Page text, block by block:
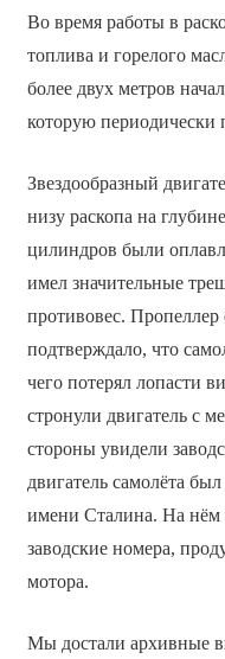
Во время работы в
топлива и горелого
более двух метров
которую периодически
Звездообразный
низу раскопа на
цилиндров были
имел значительные
противовес. Пропеллер
подтверждало, что
чего потерял лопасти
стронули двигатель с
стороны увидели
двигатель самолёта
имени Сталина. На нём
заводские номера,
мотора.
Мы достали архивные